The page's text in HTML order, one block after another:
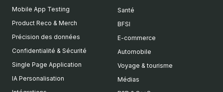
Mobile App Testing
Product Reco & Merch
Précision des données
Confidentialité & Sécurité
Single Page Application
IA Personalisation
Santé
BFSI
E-commerce
Automobile
Voyage & tourisme
Médias